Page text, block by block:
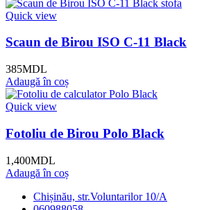
Quick view
Scaun de Birou ISO C-11 Black
385MDL
Adaugă în coș
Quick view
Fotoliu de Birou Polo Black
1,400MDL
Adaugă în coș
Chișinău, str.Voluntarilor 10/A